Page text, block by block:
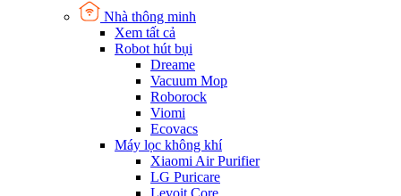
Nhà thông minh
Xem tất cả
Robot hút bụi
Dreame
Vacuum Mop
Roborock
Viomi
Ecovacs
Máy lọc không khí
Xiaomi Air Purifier
LG Puricare
Levoit Core